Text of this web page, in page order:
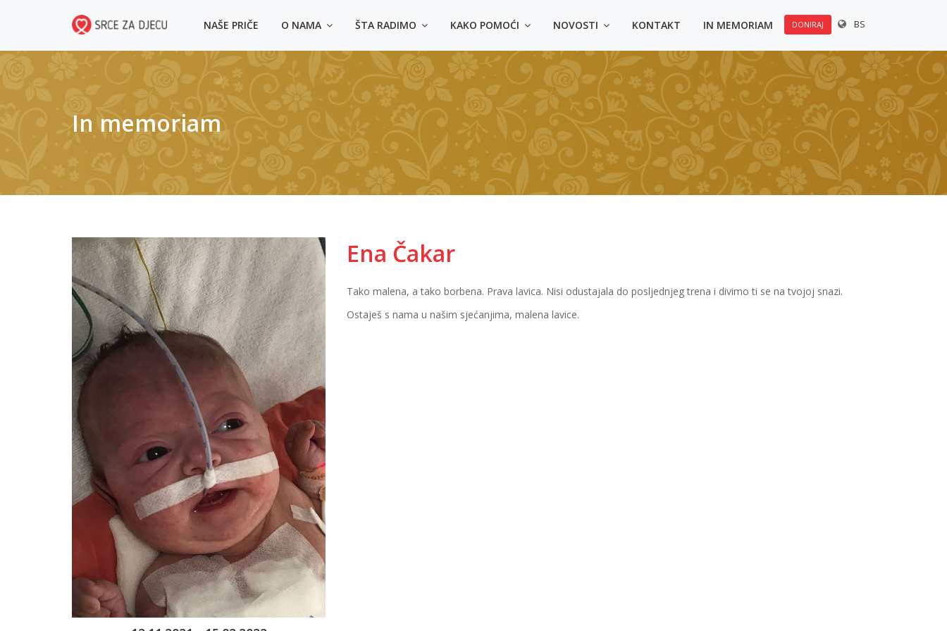
DONIRAJ BS
NAŠE PRIČE O NAMA ŠTA RADIMO KAKO POMOĆI NOVOSTI KONTAKT IN MEMORIAM
In memoriam
Ena Čakar
Tako malena, a tako borbena. Prava lavica. Nisi odustajala do posljednjeg trena i divimo ti se na tvojoj snazi.
Ostaješ s nama u našim sjećanjima, malena lavice.